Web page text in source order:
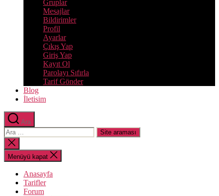
Gruplar
Mesajlar
Bildirimler
Profil
Ayarlar
Çıkış Yap
Giriş Yap
Kayıt Ol
Parolayı Sıfırla
Tarif Gönder
Blog
İletisim
Ara
Arama
yap:
Aramayı
kapat
Menüyü kapat
Anasayfa
Tarifler
Forum